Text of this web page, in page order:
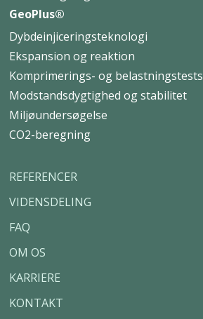
GeoPlus®
Dybdeinjiceringsteknologi
Ekspansion og reaktion
Komprimerings- og belastningstests
Modstandsdygtighed og stabilitet
Miljøundersøgelse
CO2-beregning
REFERENCER
VIDENSDELING
FAQ
OM OS
KARRIERE
KONTAKT